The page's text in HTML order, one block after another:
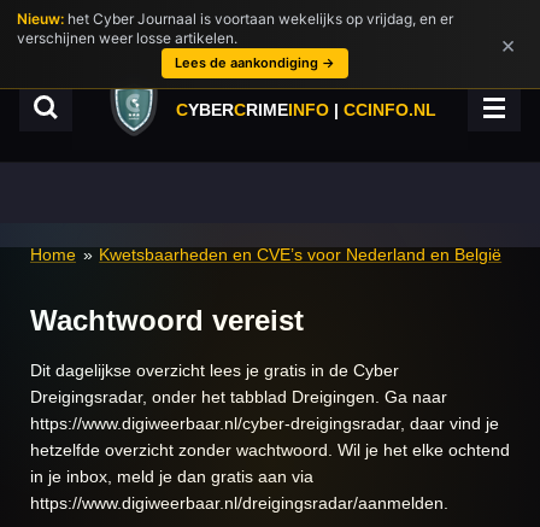
Ga
direct
hoofdinhoud
CYBERCRIMEINFO | CCINFO.NL
Home » Kwetsbaarheden en CVE’s voor Nederland en België
Wachtwoord vereist
Dit dagelijkse overzicht lees je gratis in de Cyber
Dreigingsradar, onder het tabblad Dreigingen. Ga naar
https://www.digiweerbaar.nl/cyber-dreigingsradar, daar vind je
hetzelfde overzicht zonder wachtwoord. Wil je het elke ochtend
in je inbox, meld je dan gratis aan via
https://www.digiweerbaar.nl/dreigingsradar/aanmelden.
Nieuw: het Cyber Journaal is voortaan wekelijks op vrijdag, en er
verschijnen weer losse artikelen.
Lees de aankondiging →
×